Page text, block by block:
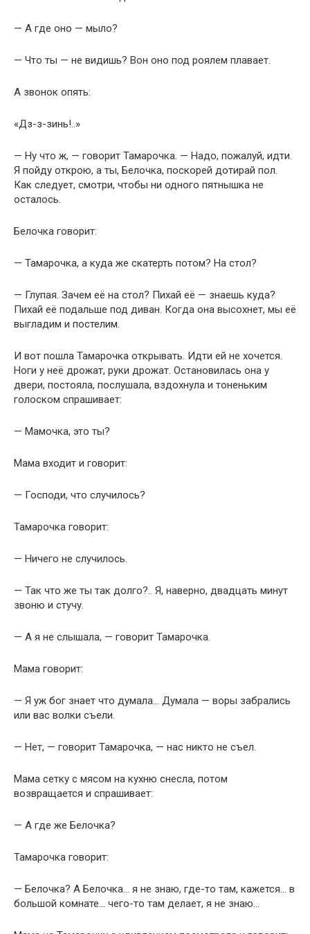
— А где оно — мыло?
— Что ты — не видишь? Вон оно под роялем плавает.
А звонок опять:
«Дз-з-зинь!..»
— Ну что ж, — говорит Тамарочка. — Надо, пожалуй, идти.
Я пойду открою, а ты, Белочка, поскорей дотирай пол.
Как следует, смотри, чтобы ни одного пятнышка не
осталось.
Белочка говорит:
— Тамарочка, а куда же скатерть потом? На стол?
— Глупая. Зачем её на стол? Пихай её — знаешь куда?
Пихай её подальше под диван. Когда она высохнет, мы её
выгладим и постелим.
И вот пошла Тамарочка открывать. Идти ей не хочется.
Ноги у неё дрожат, руки дрожат. Остановилась она у
двери, постояла, послушала, вздохнула и тоненьким
голоском спрашивает:
— Мамочка, это ты?
Мама входит и говорит:
— Господи, что случилось?
Тамарочка говорит:
— Ничего не случилось.
— Так что же ты так долго?.. Я, наверно, двадцать минут
звоню и стучу.
— А я не слышала, — говорит Тамарочка.
Мама говорит:
— Я уж бог знает что думала… Думала — воры забрались
или вас волки съели.
— Нет, — говорит Тамарочка, — нас никто не съел.
Мама сетку с мясом на кухню снесла, потом
возвращается и спрашивает:
— А где же Белочка?
Тамарочка говорит:
— Белочка? А Белочка… я не знаю, где-то там, кажется… в
большой комнате… чего-то там делает, я не знаю…